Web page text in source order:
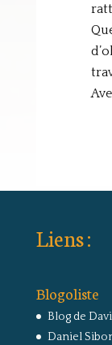
Liens :
Blogoliste
Blog de
Daniel